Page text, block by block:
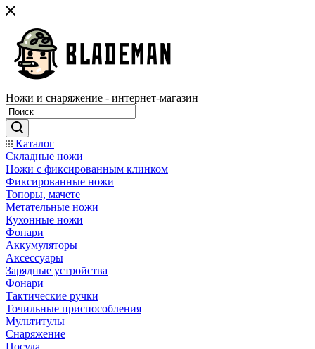
Ножи и снаряжение - интернет-магазин
Каталог
Складные ножи
Ножи с фиксированным клинком
Фиксированные ножи
Топоры, мачете
Метательные ножи
Кухонные ножи
Фонари
Аккумуляторы
Аксессуары
Зарядные устройства
Фонари
Тактические ручки
Точильные приспособления
Мультитулы
Снаряжение
Посуда